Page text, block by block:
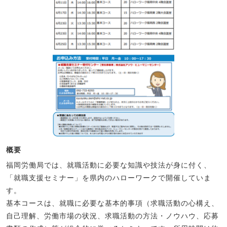
概要
福岡労働局では、就職活動に必要な知識や技法が身に付く、
「就職支援セミナー」を県内のハローワークで開催していま
す。
基本コースは、就職に必要な基本的事項（求職活動の心構え、
自己理解、労働市場の状況、求職活動の方法・ノウハウ、応募